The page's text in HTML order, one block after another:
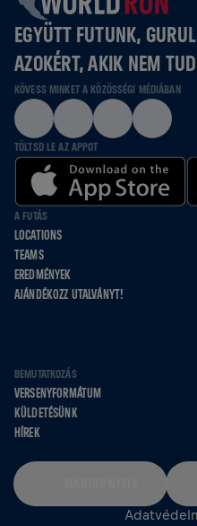
EGYÜTT FUTUNK,
AZOKÉRT, AKIK NEM
KÖVESS MINKET A KÖZÖSSÉGI MÉDIÁBAN
TÖLTSD LE AZ APPOT
A FUTÁS
LOCATIONS
TEAMS
EREDMÉNYEK
AJÁNDÉKOZZ UTALVÁNYT!
BEMUTATKOZÁS
VERSENYFORMÁTUM
KÜLDETÉSÜNK
HÍREK